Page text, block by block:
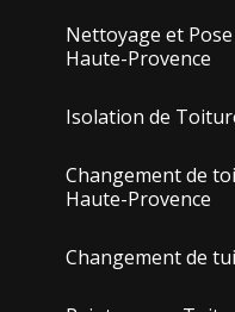
Nettoyage et
Haute-Provence
Isolation de
Changement de
Haute-Provence
Changement de